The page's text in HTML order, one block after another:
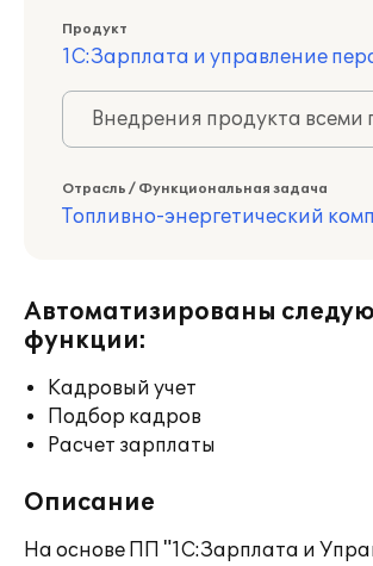
Продукт
1С:Зарплата и управление
Внедрения продукта
Отрасль / Функциональная задача
Топливно-энергетический
Автоматизированы
функции:
Кадровый учет
Подбор кадров
Расчет зарплаты
Описание
На основе ПП "1С:Зарплата и